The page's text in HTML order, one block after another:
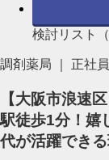
検討リスト
調剤薬局 ｜ 正社員
【大阪市浪速
駅徒歩1分！嬉
代が活躍でき